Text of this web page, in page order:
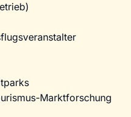
Marktforschung